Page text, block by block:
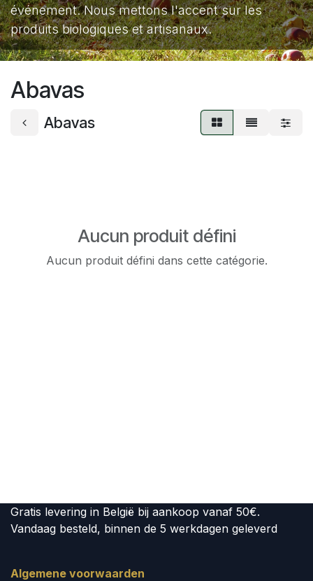
événement. Nous mettons l'accent sur les
produits biologiques et artisanaux.
Abavas
Abavas
Aucun produit défini
Aucun produit défini dans cette catégorie.
Gratis levering in België bij aankoop vanaf 50€.
Vandaag besteld, binnen de 5 werkdagen geleverd
Algemene voorwaarden